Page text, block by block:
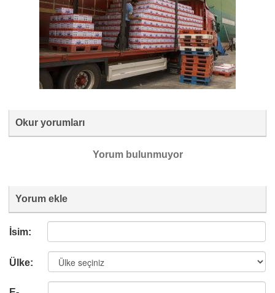
Okur yorumları
Yorum bulunmuyor
Yorum ekle
İsim:
Ülke: